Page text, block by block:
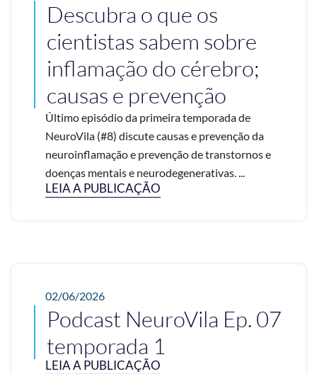
Descubra o que os
cientistas sabem sobre
inflamação do cérebro;
causas e prevenção
Último episódio da primeira temporada de
NeuroVila (#8) discute causas e prevenção da
neuroinflamação e prevenção de transtornos e
doenças mentais e neurodegenerativas. ...
LEIA A PUBLICAÇÃO
02/06/2026
Podcast NeuroVila Ep. 07
temporada 1
LEIA A PUBLICAÇÃO